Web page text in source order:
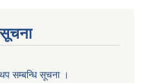
सम्बन्धि सूचना ।